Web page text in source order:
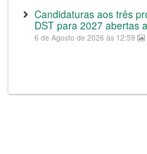
Candidaturas aos três
DST para 2027 abertas
6 de Agosto de 2026 às 12:59